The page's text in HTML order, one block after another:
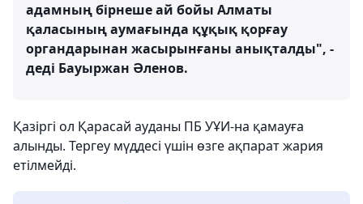
адамның бірнеше ай бойы Алматы
қаласының аумағында құқық қорғау
органдарынан жасырынғаны анықталды", -
деді Бауыржан Әленов.
Қазіргі ол Қарасай ауданы ПБ УҰИ-на қамауға
алынды. Тергеу мүддесі үшін өзге ақпарат жария
етілмейді.